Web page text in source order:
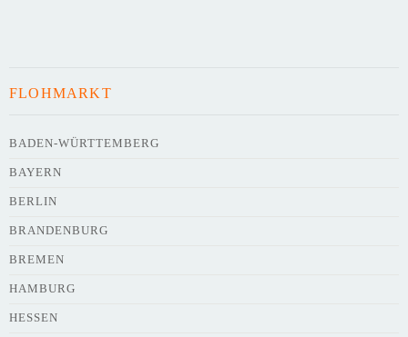
FLOHMARKT
BADEN-WÜRTTEMBERG
BAYERN
BERLIN
BRANDENBURG
BREMEN
HAMBURG
HESSEN